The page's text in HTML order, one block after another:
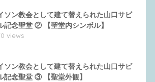
ソン教会として建て替えられた山口サビ
記念聖堂 ② 【聖堂内シンボル】
views
ソン教会として建て替えられた山口サビ
記念聖堂 ③ 【聖堂外観】